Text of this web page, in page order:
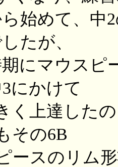
始めて、中
たが、
にマウスピ
にかけて
く上達した
その6B
ースのリム